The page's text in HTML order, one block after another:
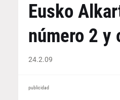
Eusko
número 2 y
24.2.09
publicidad